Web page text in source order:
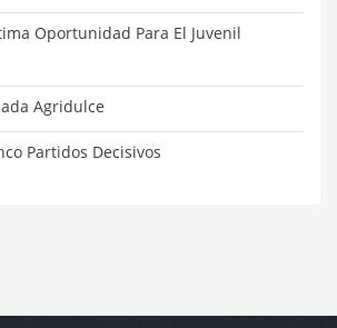
Oportunidad Para El Juvenil
Agridulce
Partidos Decisivos